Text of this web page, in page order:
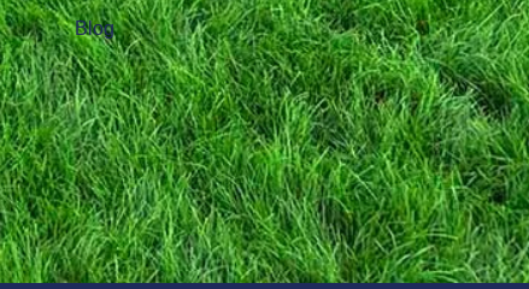
Blog